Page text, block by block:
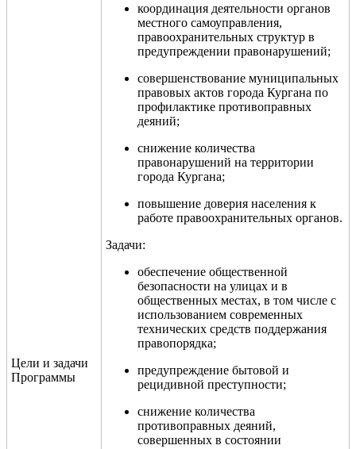
Цели и задачи
Программы
координация деятельности органов
местного самоуправления,
правоохранительных структур в
предупреждении правонарушений;
совершенствование муниципальных
правовых актов города Кургана по
профилактике противоправных
деяний;
снижение количества
правонарушений на территории
города Кургана;
повышение доверия населения к
работе правоохранительных органов.
Задачи:
обеспечение общественной
безопасности на улицах и в
общественных местах, в том числе с
использованием современных
технических средств поддержания
правопорядка;
предупреждение бытовой и
рецидивной преступности;
снижение количества
противоправных деяний,
совершенных в состоянии